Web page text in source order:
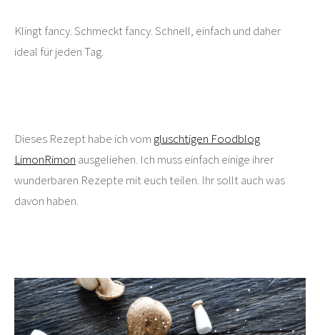
Klingt fancy. Schmeckt fancy. Schnell, einfach und daher
ideal für jeden Tag.
Dieses Rezept habe ich vom gluschtigen Foodblog
LimonRimon ausgeliehen. Ich muss einfach einige ihrer
wunderbaren Rezepte mit euch teilen. Ihr sollt auch was
davon haben.